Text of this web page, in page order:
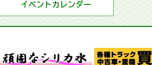
イベントカレンダー